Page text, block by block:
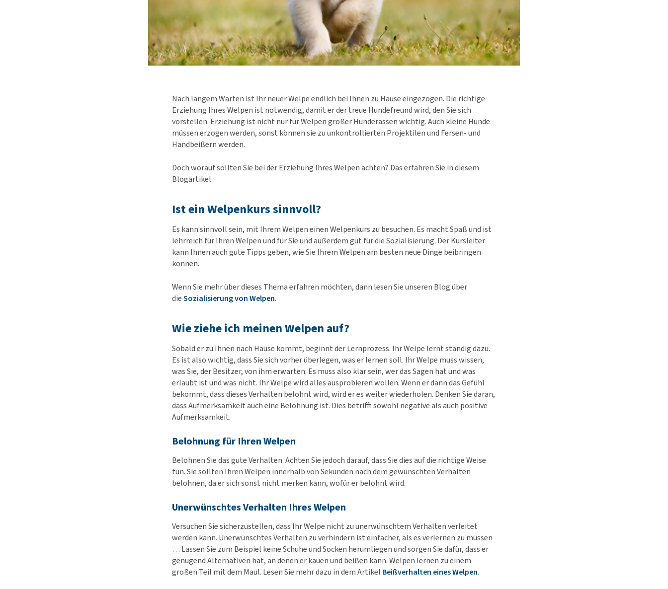
Nach langem Warten ist Ihr neuer Welpe endlich bei Ihnen zu Hause eingezogen. Die richtige
Erziehung Ihres Welpen ist notwendig, damit er der treue Hundefreund wird, den Sie sich
vorstellen. Erziehung ist nicht nur für Welpen großer Hunderassen wichtig. Auch kleine Hunde
müssen erzogen werden, sonst können sie zu unkontrollierten Projektilen und Fersen- und
Handbeißern werden.
Doch worauf sollten Sie bei der Erziehung Ihres Welpen achten? Das erfahren Sie in diesem
Blogartikel.
Ist ein Welpenkurs sinnvoll?
Es kann sinnvoll sein, mit Ihrem Welpen einen Welpenkurs zu besuchen. Es macht Spaß und ist
lehrreich für Ihren Welpen und für Sie und außerdem gut für die Sozialisierung. Der Kursleiter
kann Ihnen auch gute Tipps geben, wie Sie Ihrem Welpen am besten neue Dinge beibringen
können.
Wenn Sie mehr über dieses Thema erfahren möchten, dann lesen Sie unseren Blog über
dieSozialisierung von Welpen.
Wie ziehe ich meinen Welpen auf?
Sobald er zu Ihnen nach Hause kommt, beginnt der Lernprozess. Ihr Welpe lernt ständig dazu.
Es ist also wichtig, dass Sie sich vorher überlegen, was er lernen soll. Ihr Welpe muss wissen,
was Sie, der Besitzer, von ihm erwarten. Es muss also klar sein, wer das Sagen hat und was
erlaubt ist und was nicht. Ihr Welpe wird alles ausprobieren wollen. Wenn er dann das Gefühl
bekommt, dass dieses Verhalten belohnt wird, wird er es weiter wiederholen. Denken Sie daran,
dass Aufmerksamkeit auch eine Belohnung ist. Dies betrifft sowohl negative als auch positive
Aufmerksamkeit.
Belohnung für Ihren Welpen
Belohnen Sie das gute Verhalten. Achten Sie jedoch darauf, dass Sie dies auf die richtige Weise
tun. Sie sollten Ihren Welpen innerhalb von Sekunden nach dem gewünschten Verhalten
belohnen, da er sich sonst nicht merken kann, wofür er belohnt wird.
Unerwünschtes Verhalten Ihres Welpen
Versuchen Sie sicherzustellen, dass Ihr Welpe nicht zu unerwünschtem Verhalten verleitet
werden kann. Unerwünschtes Verhalten zu verhindern ist einfacher, als es verlernen zu müssen
… Lassen Sie zum Beispiel keine Schuhe und Socken herumliegen und sorgen Sie dafür, dass er
genügend Alternativen hat, an denen er kauen und beißen kann. Welpen lernen zu einem
großen Teil mit dem Maul. Lesen Sie mehr dazu in dem Artikel Beißverhalten eines Welpen.